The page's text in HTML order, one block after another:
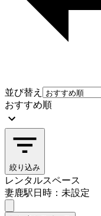
並び替え
おすすめ順
絞り込み
レンタルスペース
妻鹿駅日時：未設定